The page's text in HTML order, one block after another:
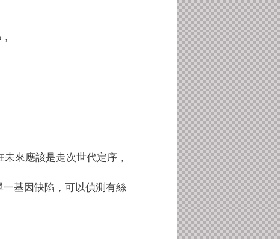
未來應該是走次世代定序，
一基因缺陷，可以偵測有絲